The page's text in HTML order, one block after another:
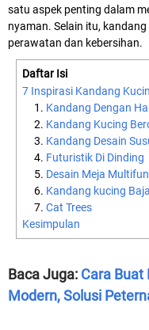
satu aspek penting dalam
nyaman. Selain itu,
perawatan dan kebersihan.
Daftar Isi
7 Inspirasi Kandang
Kandang Dengan
Kandang Kucing
Kandang Desain
Futuristik Di Dinding
Desain Meja
Kandang kucing
Cat Trees
Kesimpulan
Baca Juga: Cara Buat
Modern, Solusi